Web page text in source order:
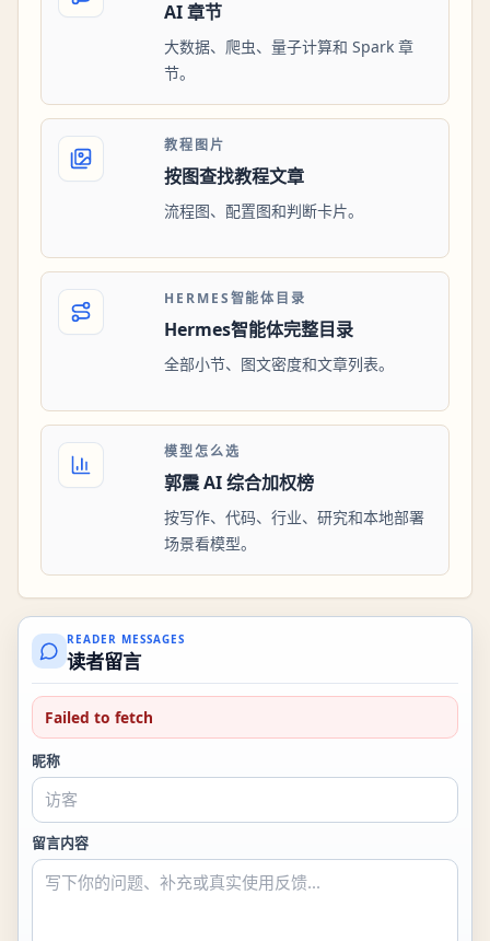
AI 章节
大数据、爬虫、量子计算和 Spark 章
节。
教程图片
按图查找教程文章
流程图、配置图和判断卡片。
HERMES智能体目录
Hermes智能体完整目录
全部小节、图文密度和文章列表。
模型怎么选
郭震 AI 综合加权榜
按写作、代码、行业、研究和本地部署
场景看模型。
READER MESSAGES
读者留言
Failed to fetch
昵称
留言内容